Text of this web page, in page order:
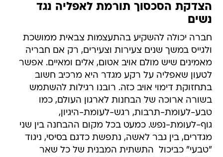
הצדקת הסכסוך תורמת לאפליה נגד
נשים
חברה יכולה להשקיע בהתעצמות צבאית ממושכת
ולגייס במשך שנים צעירות וצעירים, רק אם חבריה
מאמינים שיש מולם אויב אטום, אלים ומאיים. אפשר
לטעון שאפליה על רקע מגדר היא מרכיב חשוב
בתחזוקת דימוי אויב כזה. רובנו רגילות להשתמש
בשורה ארוכה של הבחנות לארגון העולם, כמו
טבע-לעומת-תרבות, רגש-לעומת-היגיון,
גוף-לעומת-נפש. כמעט בכל מקום ההבחנה בין שני
מגדרים, בין גבר לאשה, נתפשת כדגם בסיסי, ניגוד
"טבעי" כביכול  התשתית המבנית של כל שאר